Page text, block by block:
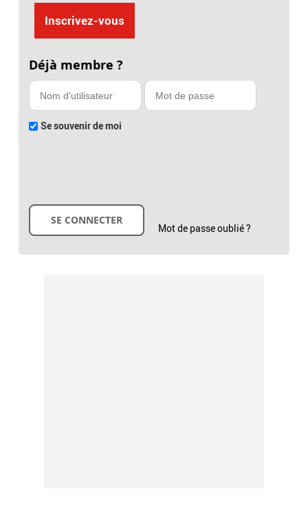
Inscrivez-vous
Déjà membre ?
Se souvenir de moi
Mot de passe oublié ?